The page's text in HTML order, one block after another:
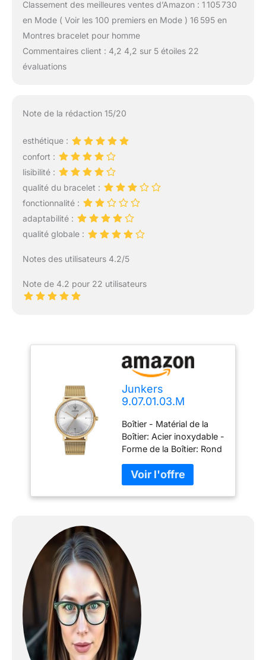
Classement des meilleures ventes d’Amazon : 1 105 730
en Mode ( Voir les 100 premiers en Mode ) 16 595 en
Montres bracelet pour homme
Commentaires client : 4,2 4,2 sur 5 étoiles 22
évaluations
Note de la rédaction 15/20
esthétique :
confort :
lisibilité :
qualité du bracelet :
fonctionnalité :
adaptabilité :
qualité globale :
Notes des utilisateurs 4.2/5
Note de 4.2 pour 22 utilisateurs
Junkers
9.07.01.03.M
Montres Aviateur
Boîtier - Matérial de la
Boîtier: Acier inoxydable -
Forme de la Boîtier: Rond
- Verre: Hexalite